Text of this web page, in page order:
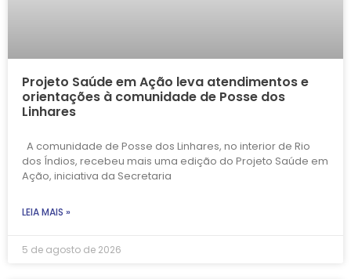
Projeto Saúde em Ação leva atendimentos e
orientações à comunidade de Posse dos
Linhares
A comunidade de Posse dos Linhares, no interior de Rio
dos Índios, recebeu mais uma edição do Projeto Saúde em
Ação, iniciativa da Secretaria
LEIA MAIS »
5 de agosto de 2026